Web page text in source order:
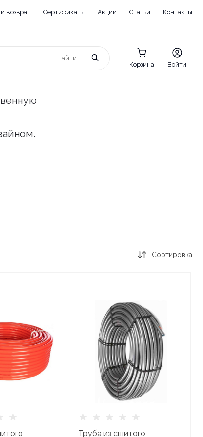
возврат Сертификаты Акции Статьи Контакты
Корзина Войти
Сортировка
Труба из сшитого